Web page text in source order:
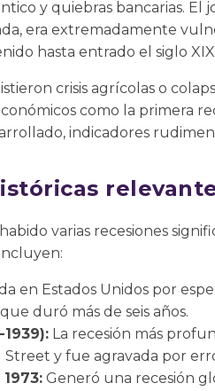
y quiebras bancarias. El
era extremadamente
hasta entrado el siglo
crisis agrícolas o
como la primera
indicadores
varias recesiones
en Estados Unidos por
duró más de seis años.
La recesión más
Street y fue agravada por
Generó una recesión